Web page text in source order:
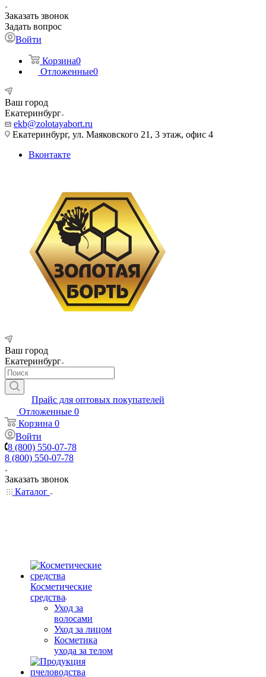
Заказать звонок
Задать вопрос
Войти
Корзина0
Отложенные0
Ваш город
Екатеринбург
ekb@zolotayabort.ru
Екатеринбург, ул. Маяковского 21, 3 этаж, офис 4
Вконтакте
Ваш город
Екатеринбург
Прайс для оптовых покупателей
Отложенные 0
Корзина 0
Войти
8 (800) 550-07-78
8 (800) 550-07-78
Заказать звонок
Каталог
Косметические
средства
Уход за
волосами
Уход за лицом
Косметика
ухода за телом